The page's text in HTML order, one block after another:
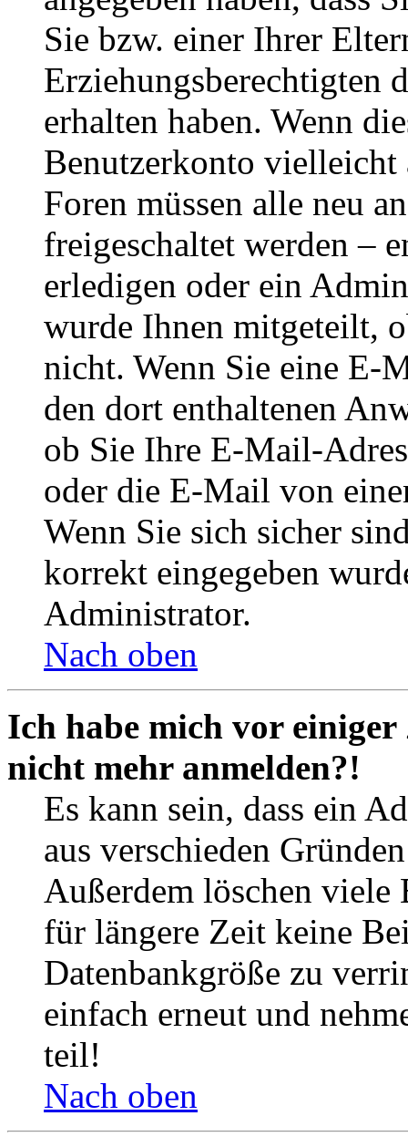
Sie bzw. einer Ihrer
Erziehungsberechtigten
erhalten haben. Wenn
Benutzerkonto
Foren müssen alle neu
freigeschaltet werden –
erledigen oder ein
wurde Ihnen mitgeteilt,
nicht. Wenn Sie eine E-
den dort enthaltenen
ob Sie Ihre E-Mail-
oder die E-Mail von
Wenn Sie sich sicher
korrekt eingegeben
Administrator.
Nach oben
Ich habe mich vor
nicht mehr anmelden?!
Es kann sein, dass ein
aus verschieden
Außerdem löschen viele
für längere Zeit keine
Datenbankgröße zu
einfach erneut und
teil!
Nach oben